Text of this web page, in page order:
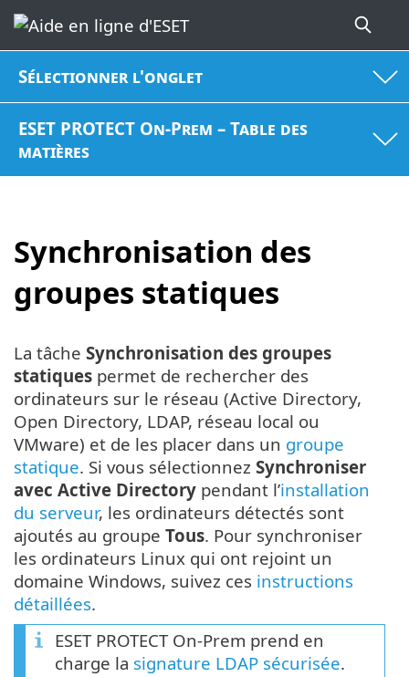
Sélectionner l'onglet
ESET PROTECT On-Prem – Table des
matières
Synchronisation des
groupes statiques
La tâche Synchronisation des groupes
statiques permet de rechercher des
ordinateurs sur le réseau (Active Directory,
Open Directory, LDAP, réseau local ou
VMware) et de les placer dans un groupe
statique. Si vous sélectionnez Synchroniser
avec Active Directory pendant l’installation
du serveur, les ordinateurs détectés sont
ajoutés au groupe Tous. Pour synchroniser
les ordinateurs Linux qui ont rejoint un
domaine Windows, suivez ces instructions
détaillées.
ESET PROTECT On-Prem prend en
charge la signature LDAP sécurisée.